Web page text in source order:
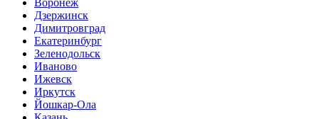
Дзержинск
Димитровград
Екатеринбург
Зеленодольск
Иваново
Ижевск
Иркутск
Йошкар-Ола